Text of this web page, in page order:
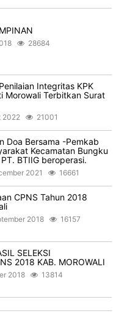
28684
Integritas KPK
Morowali Terbitkan Surat
2022 21001
Doa Bersama -Pemkab
Kecamatan Bungku
BTIIG beroperasi.
2021 16661
CPNS Tahun 2018
2018 16157
SELEKSI
2018 KAB. MOROWALI
2018 13814